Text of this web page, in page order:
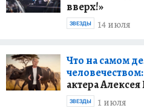
вверх!»
14 июля
ЗВЕЗДЫ
Что на самом
человечеством:
актера
1 июля
ЗВЕЗДЫ